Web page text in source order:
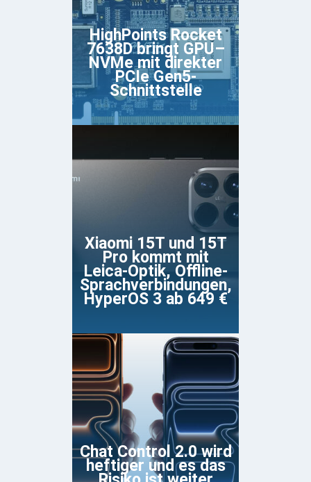
HighPoints Rocket
7638D bringt GPU–
NVMe mit direkter
PCIe Gen5-
Schnittstelle
Xiaomi 15T und 15T
Pro kommt mit
Leica-Optik, Offline-
Sprachverbindungen,
HyperOS 3 ab 649 €
Chat Control 2.0 wird
heftiger und es das